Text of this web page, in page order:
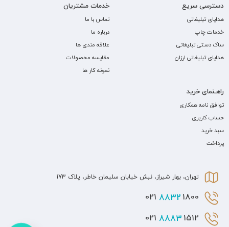
دسترسی سریع
هدایای تبلیغاتی
خدمات چاپ
ساک دستی تبلیغاتی
هدایای تبلیغاتی ارزان
خدمات مشتریان
تماس با ما
درباره ما
علاقه مندی ها
مقایسه محصولات
نمونه کار ها
راهـنمای خرید
توافق نامه همکاری
حساب کاربری
سبد خرید
پرداخت
تهران، بهار شیراز، نبش خیابان سلیمان خاطر، پلاک 173
8832 1800 021
8883 1512 021